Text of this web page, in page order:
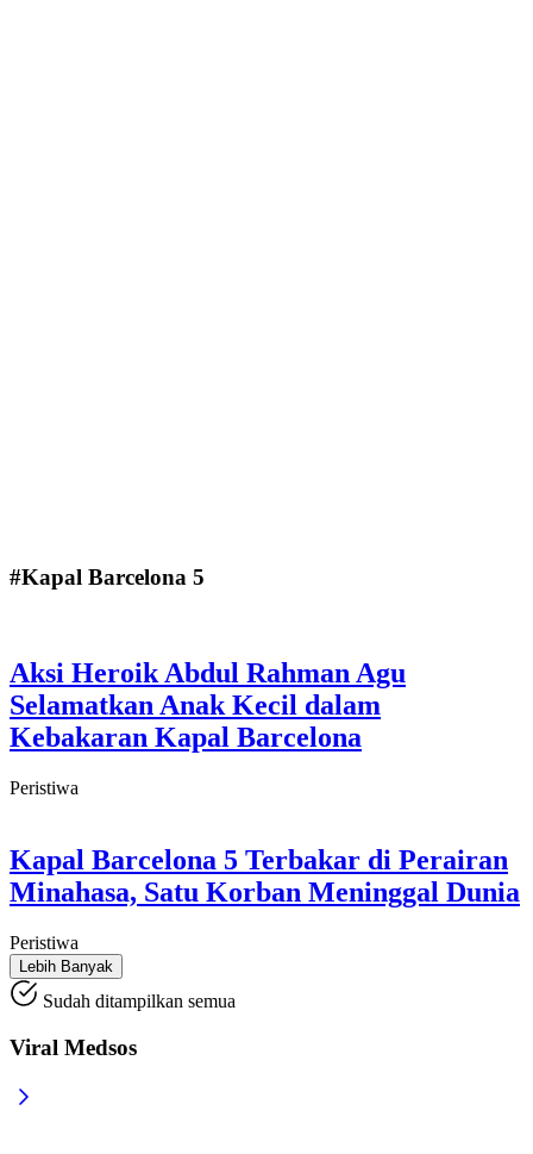
#Kapal Barcelona 5
Aksi Heroik Abdul Rahman Agu
Selamatkan Anak Kecil dalam
Kebakaran Kapal Barcelona
Peristiwa
Kapal Barcelona 5 Terbakar di Perairan
Minahasa, Satu Korban Meninggal Dunia
Peristiwa
Lebih Banyak
Sudah ditampilkan semua
Viral Medsos